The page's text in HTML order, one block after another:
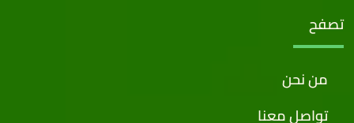
تصفح
من نحن
تواصل معنا